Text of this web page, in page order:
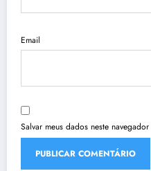
Email
Salvar meus dados neste